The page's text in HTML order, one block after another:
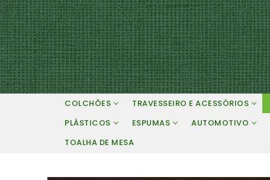
Pular
para
o
conteúdo
COLCHÕES TRAVESSEIRO E ACESSÓRIOS
PLÁSTICOS
ESPUMAS AUTOMOTIVO
TOALHA DE MESA